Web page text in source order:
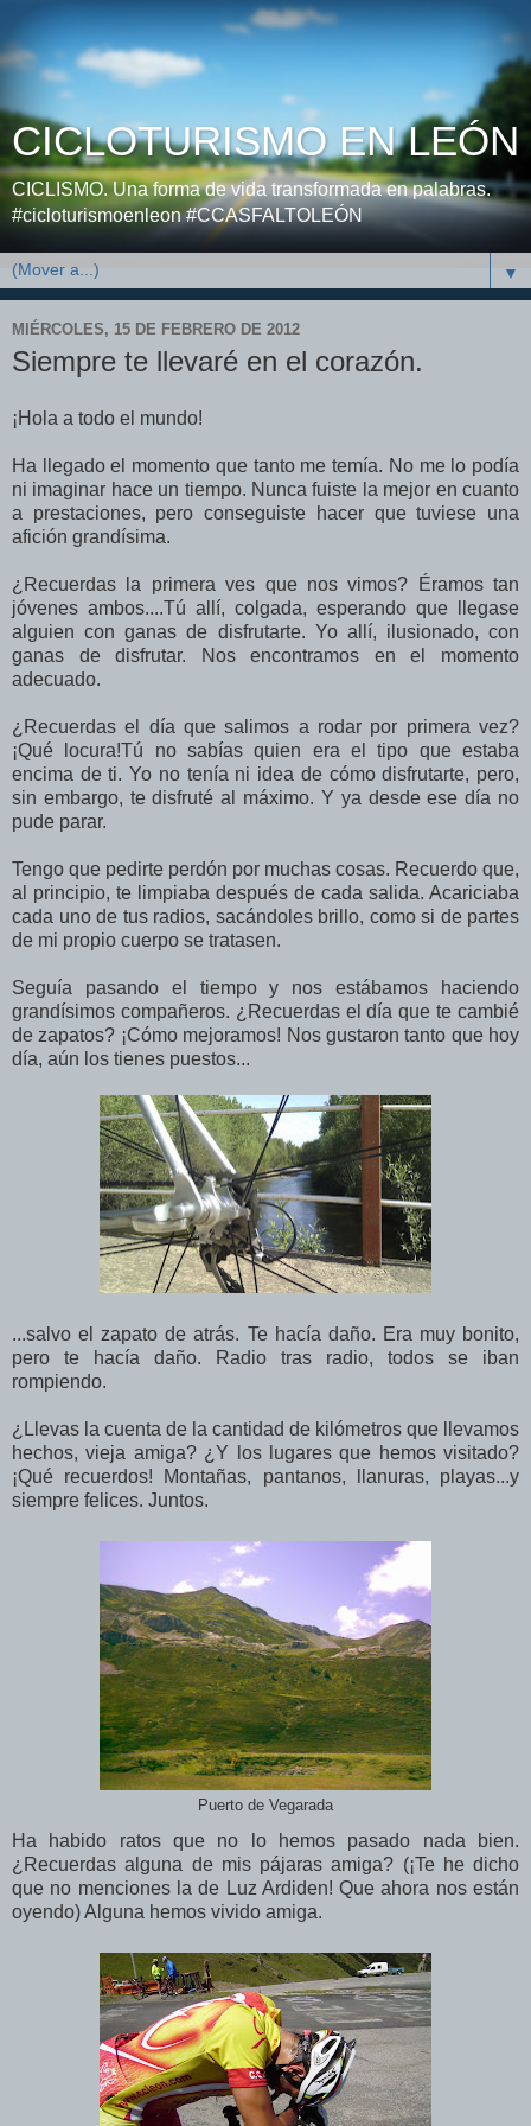
CICLOTURISMO EN LEÓN
CICLISMO. Una forma de vida transformada en palabras.
#cicloturismoenleon #CCASFALTOLEÓN
▼
MIÉRCOLES, 15 DE FEBRERO DE 2012
Siempre te llevaré en el corazón.
¡Hola a todo el mundo!
Ha llegado el momento que tanto me temía. No me lo podía
ni imaginar hace un tiempo. Nunca fuiste la mejor en cuanto
a prestaciones, pero conseguiste hacer que tuviese una
afición grandísima.
¿Recuerdas la primera ves que nos vimos? Éramos tan
jóvenes ambos....Tú allí, colgada, esperando que llegase
alguien con ganas de disfrutarte. Yo allí, ilusionado, con
ganas de disfrutar. Nos encontramos en el momento
adecuado.
¿Recuerdas el día que salimos a rodar por primera vez?
¡Qué locura!Tú no sabías quien era el tipo que estaba
encima de ti. Yo no tenía ni idea de cómo disfrutarte, pero,
sin embargo, te disfruté al máximo. Y ya desde ese día no
pude parar.
Tengo que pedirte perdón por muchas cosas. Recuerdo que,
al principio, te limpiaba después de cada salida. Acariciaba
cada uno de tus radios, sacándoles brillo, como si de partes
de mi propio cuerpo se tratasen.
Seguía pasando el tiempo y nos estábamos haciendo
grandísimos compañeros. ¿Recuerdas el día que te cambié
de zapatos? ¡Cómo mejoramos! Nos gustaron tanto que hoy
día, aún los tienes puestos...
...salvo el zapato de atrás. Te hacía daño. Era muy bonito,
pero te hacía daño. Radio tras radio, todos se iban
rompiendo.
¿Llevas la cuenta de la cantidad de kilómetros que llevamos
hechos, vieja amiga? ¿Y los lugares que hemos visitado?
¡Qué recuerdos! Montañas, pantanos, llanuras, playas...y
siempre felices. Juntos.
Puerto de Vegarada
Ha habido ratos que no lo hemos pasado nada bien.
¿Recuerdas alguna de mis pájaras amiga? (¡Te he dicho
que no menciones la de Luz Ardiden! Que ahora nos están
oyendo) Alguna hemos vivido amiga.